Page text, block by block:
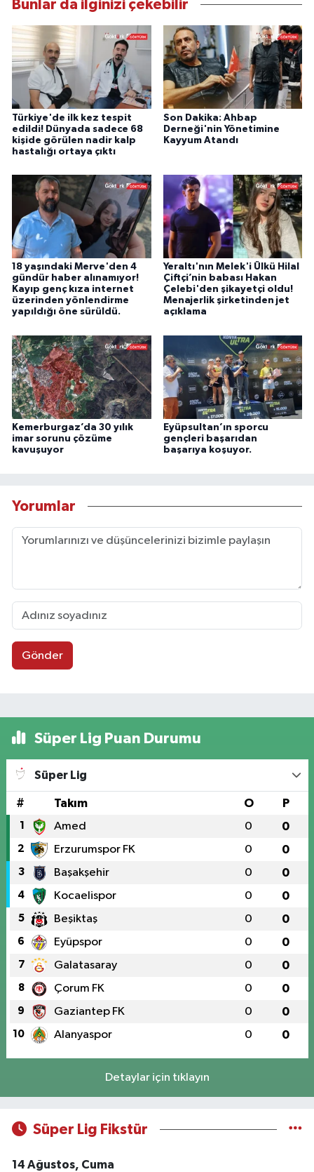
Bunlar da ilginizi çekebilir
Türkiye'de ilk kez tespit
edildi! Dünyada sadece 68
kişide görülen nadir kalp
hastalığı ortaya çıktı
Son Dakika: Ahbap
Derneği'nin Yönetimine
Kayyum Atandı
18 yaşındaki Merve'den 4
gündür haber alınamıyor!
Kayıp genç kıza internet
üzerinden yönlendirme
yapıldığı öne sürüldü.
Yeraltı'nın Melek'i Ülkü Hilal
Çiftçi’nin babası Hakan
Çelebi'den şikayetçi oldu!
Menajerlik şirketinden jet
açıklama
Kemerburgaz’da 30 yılık
imar sorunu çözüme
kavuşuyor
Eyüpsultan’ın sporcu
gençleri başarıdan
başarıya koşuyor.
Yorumlar
Gönder
Süper Lig Puan Durumu
Süper Lig
# Takım O P
1 Amed 0 0
2 Erzurumspor FK 0 0
3 Başakşehir 0 0
4 Kocaelispor 0 0
5 Beşiktaş 0 0
6 Eyüpspor 0 0
7 Galatasaray 0 0
8 Çorum FK 0 0
9 Gaziantep FK 0 0
10 Alanyaspor 0 0
Detaylar için tıklayın
Süper Lig Fikstür
14 Ağustos, Cuma